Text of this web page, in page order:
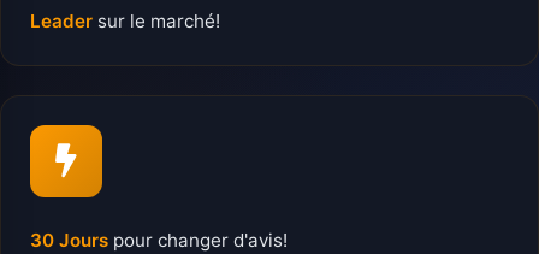
Leader sur le marché!
30 Jours pour changer d'avis!